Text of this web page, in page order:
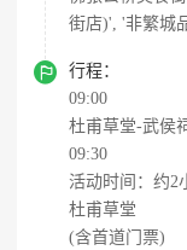
街店)', '非繁城

行程：
09:00
杜甫草堂-武侯
09:30
活动时间：约2
杜甫草堂
(含首道门票)